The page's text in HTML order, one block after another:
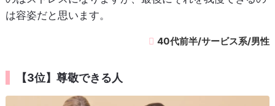
は容姿だと思います。
40代前半/サービス系/男性
【3位】尊敬できる人